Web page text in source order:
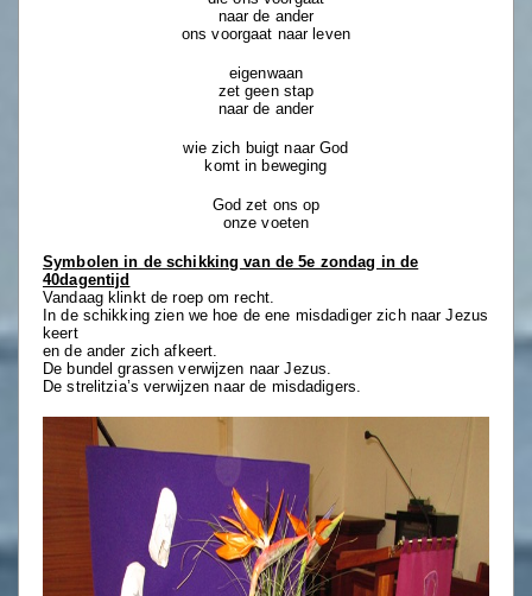
naar de ander
ons voorgaat naar leven
eigenwaan
zet geen stap
naar de ander
wie zich buigt naar God
komt in beweging
God zet ons op
onze voeten
Symbolen in de schikking van de 5e zondag in de
40dagentijd
Vandaag klinkt de roep om recht.
In de schikking zien we hoe de ene misdadiger zich naar Jezus
keert
en de ander zich afkeert.
De bundel grassen verwijzen naar Jezus.
De strelitzia’s verwijzen naar de misdadigers.